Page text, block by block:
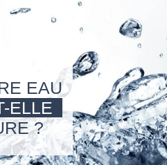
EAU
ELLE
?